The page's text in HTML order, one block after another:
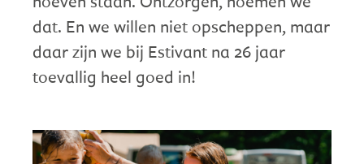
dat. En we willen niet opscheppen, maar
daar zijn we bij Estivant na 26 jaar
toevallig heel goed in!